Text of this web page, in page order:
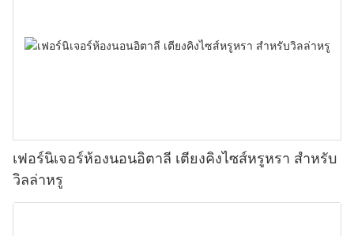
เฟอร์นิเจอร์ห้องนอนอิตาลี เตียงคิงไซส์หรูหรา สำหรับ
วิลล่าหรู